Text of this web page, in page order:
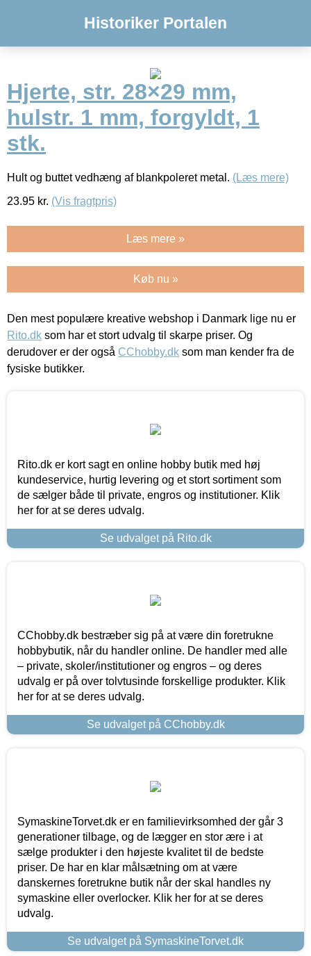
Historiker Portalen
Hjerte, str. 28×29 mm,
hulstr. 1 mm, forgyldt, 1
stk.
Hult og buttet vedhæng af blankpoleret metal. (Læs mere)
23.95 kr. (Vis fragtpris)
Læs mere »
Køb nu »
Den mest populære kreative webshop i Danmark lige nu er
Rito.dk som har et stort udvalg til skarpe priser. Og
derudover er der også CChobby.dk som man kender fra de
fysiske butikker.
Rito.dk er kort sagt en online hobby butik med høj
kundeservice, hurtig levering og et stort sortiment som
de sælger både til private, engros og institutioner. Klik
her for at se deres udvalg.
Se udvalget på Rito.dk
CChobby.dk bestræber sig på at være din foretrukne
hobbybutik, når du handler online. De handler med alle
– private, skoler/institutioner og engros – og deres
udvalg er på over tolvtusinde forskellige produkter. Klik
her for at se deres udvalg.
Se udvalget på CChobby.dk
SymaskineTorvet.dk er en familievirksomhed der går 3
generationer tilbage, og de lægger en stor ære i at
sælge produkter i den højeste kvalitet til de bedste
priser. De har en klar målsætning om at være
danskernes foretrukne butik når der skal handles ny
symaskine eller overlocker. Klik her for at se deres
udvalg.
Se udvalget på SymaskineTorvet.dk